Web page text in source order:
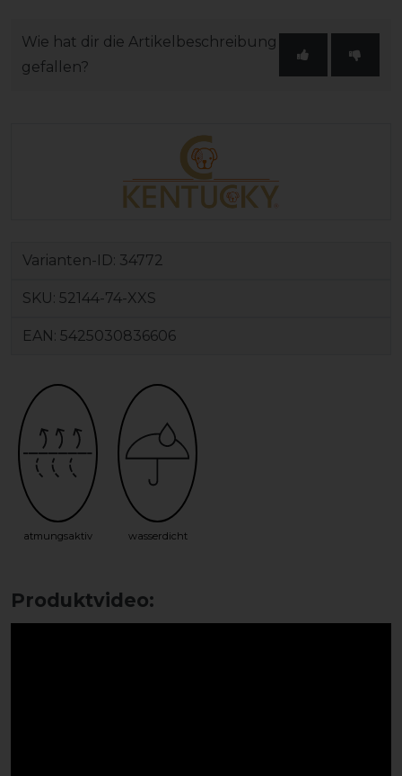
Wie hat dir die Artikelbeschreibung
gefallen?
Varianten-ID: 34772
SKU: 52144-74-XXS
EAN: 5425030836606
atmungsaktiv wasserdicht
Produktvideo: